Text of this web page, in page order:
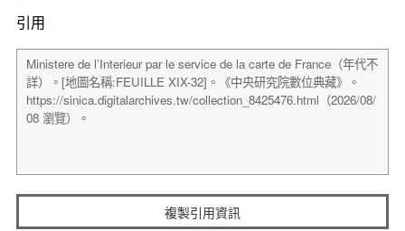
引用
複製引用資訊